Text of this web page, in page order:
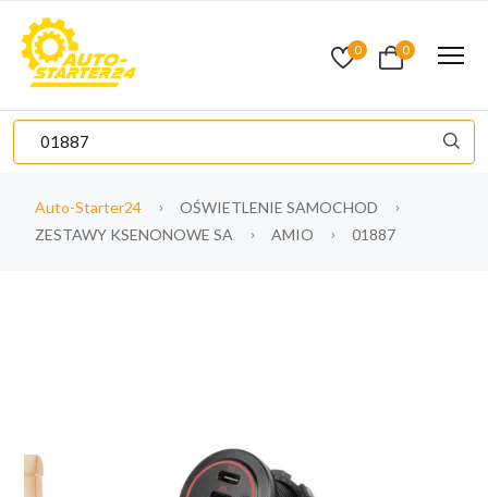
0 0
Auto-Starter24
OŚWIETLENIE SAMOCHOD
ZESTAWY KSENONOWE SA
AMIO 01887